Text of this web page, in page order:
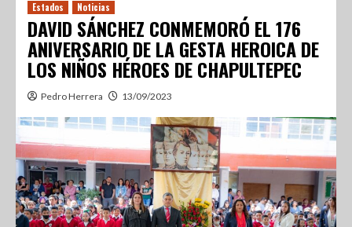
Estados Noticias
DAVID SÁNCHEZ CONMEMORÓ EL 176
ANIVERSARIO DE LA GESTA HEROICA DE
LOS NIÑOS HÉROES DE CHAPULTEPEC
Pedro Herrera 13/09/2023